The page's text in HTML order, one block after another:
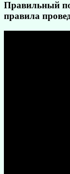
Правильный
правила